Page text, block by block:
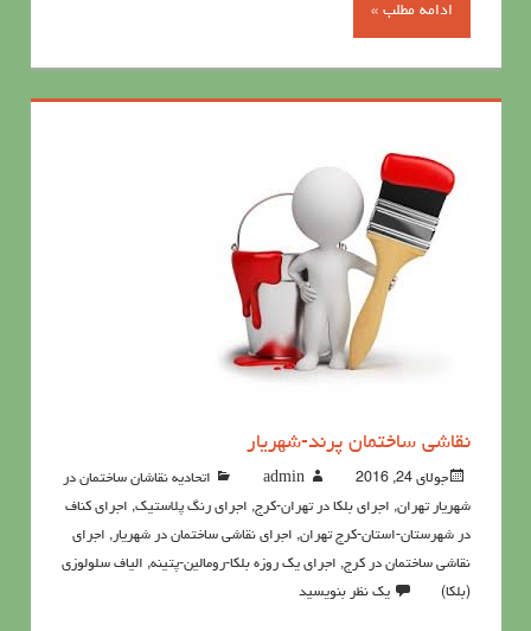
ادامه مطلب »
نقاشی ساختمان پرند-شهریار
جولای 24, 2016 admin
اتحادیه نقاشان ساختمان در
شهریار تهران, اجرای بلکا در تهران-کرج, اجرای رنگ پلاستیک, اجرای کناف
در شهرستان-استان-کرج تهران, اجرای نقاشی ساختمان در شهریار , اجرای
نقاشی ساختمان در کرج, اجرای یک روزه بلکا-رومالین-پتینه, الیاف سلولوزی
(بلکا)
یک نظر بنویسید